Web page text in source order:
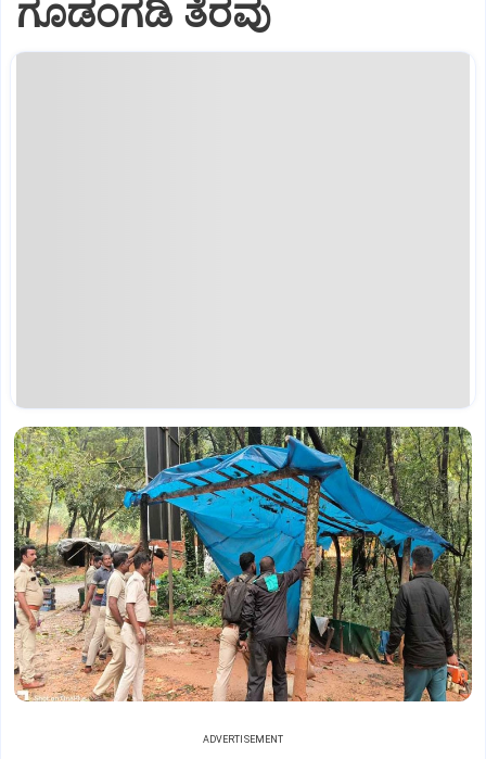
ಗೂಡಂಗಡಿ ತೆರವು
ADVERTISEMENT